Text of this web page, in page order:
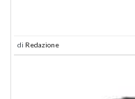
di Redazione